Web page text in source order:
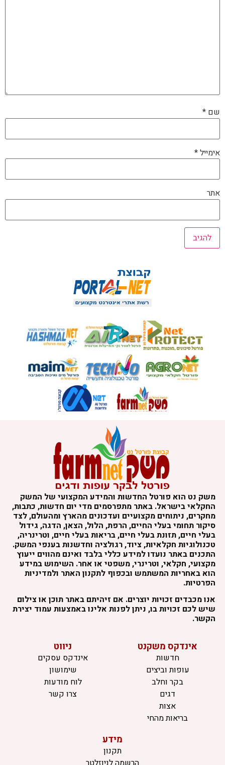
שם *
אימייל*
אתר
משק נט הוא פורטל החדשות והמידע המקצועי של המשק
החקלאי בישראל. באתר מתפרסמים מדי יום חדשות, כתבות,
מחקרים, ניתוחים מקצועיים ועדכונים מהארץ ומהעולם, לצד
סיקור תחומי בעלי החיים, הרפת, הלול, הצאן, הדגה, גידול
בעלי חיים, תזונת בעלי חיים, בריאות בעלי חיים, וטרינריה,
טכנולוגיות חקלאיות, ציוד, רגולציה וחדשנות בענפי המשק.
התכנים באתר נועדו למידע כללי בלבד ואינם מהווים ייעוץ
מקצועי, חקלאי, וטרינרי, משפטי או אחר. השימוש במידע
הוא באחריות המשתמש ובכפוף לתקנון האתר ולמדיניות
הפרטיות.
אנו מכבדים זכויות יוצרים. אם זיהיתם באתר תוכן או צילום
שיש לכם זכויות בו, ניתן לפנות אלינו באמצעות עמוד יצירת
הקשר.
אינדקס משקנט
חדשות
עופות וביצים
בקר וחלב
דגים
אצות
בריאות מהחי
ניווט
אינדקס עסקים
שימושון
לוח מודעות
צרו קשר
מידע
תקנון